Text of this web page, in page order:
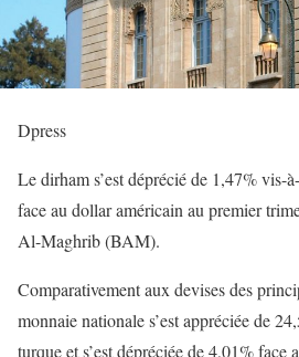
Dpress
Le dirham s’est déprécié de 1,47% vis-
face au dollar américain au premier
Al-Maghrib (BAM).
Comparativement aux devises des
monnaie nationale s’est appréciée de
turque et s’est dépréciée de 4,01%